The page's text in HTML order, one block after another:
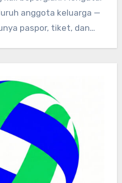
anggota keluarga —
paspor, tiket, dan